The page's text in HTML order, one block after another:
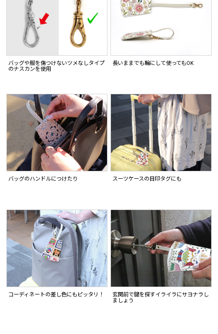
バッグや服を傷つけないツメなしタイプ
のナスカンを使用
長いままでも輪にして使ってもOK
バッグのハンドルにつけたり スーツケースの目印タグにも
コーディネートの差し色にもピッタリ！
玄関前で鍵を探すイライラにサヨナラし
ましょう